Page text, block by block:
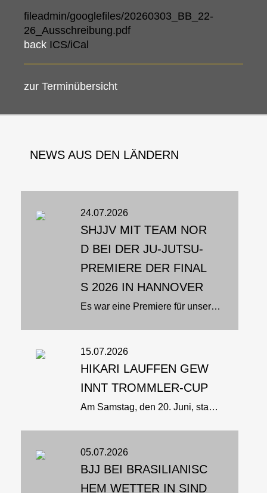
fileadmin/googlefiles/20260303_BB_22-
26_Ausschreibung.pdf
back ICS/iCal
zur Terminübersicht
NEWS AUS DEN LÄNDERN
24.07.2026
SHJJV MIT TEAM NOR
D BEI DER JU-JUTSU-
PREMIERE DER FINAL
S 2026 IN HANNOVER
Es war eine Premiere für unseren Sport: Zum ersten Mal stand Ju-Jutsu bei den Finals 2026 in der Swiss Life Hall in Hannover im Rampenlicht. Team Nord setzte sich dabei aus Athletinnen und Athleten aus Schleswig-Holstein, Hamburg...
15.07.2026
HIKARI LAUFFEN GEW
INNT TROMMLER-CUP
Am Samstag, den 20. Juni, starteten die Ju-Jutsuka des Budo-Club Hikari e. V. Lauffen in den Disziplinen BJJ und Fighting beim Philippsburg Trommler-Cup. Das Event ist mit über 300 Teilnehmern aus 26 Vereinen das größte...
05.07.2026
BJJ BEI BRASILIANISC
HEM WETTER IN SIND